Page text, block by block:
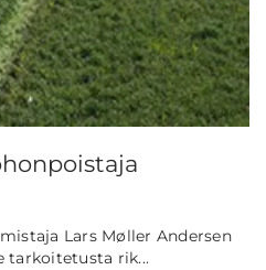
Lars Møller Andersen
tarkoitetusta rik...